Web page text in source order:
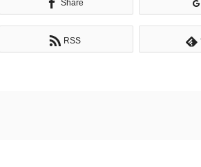
Share
RSS